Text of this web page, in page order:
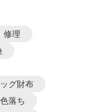
修理
グ財布
落ち